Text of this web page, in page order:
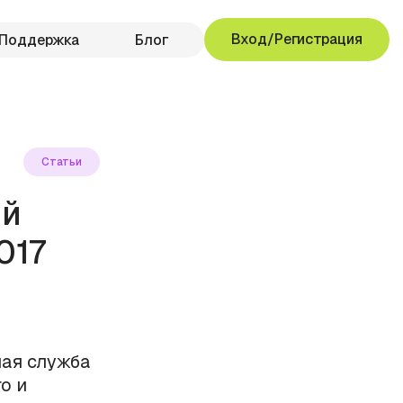
Блог Вход/Регистрация
Статьи
служба
и